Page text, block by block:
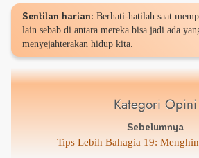
Sentilan harian: Berhati-hatilah saat
lain sebab di antara mereka bisa jadi ada
menyejahterakan hidup kita.
Kategori Opini
Sebelumnya
Tips Lebih Bahagia 19: